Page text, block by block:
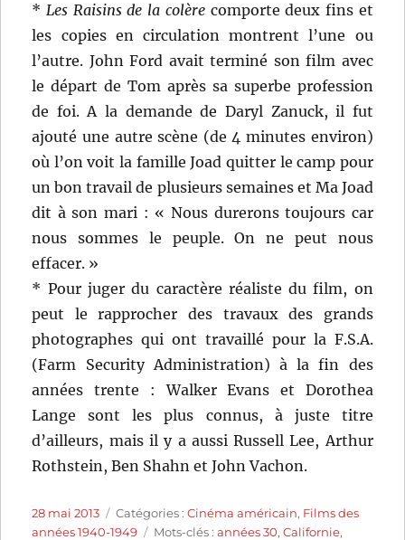
*Les Raisins de la colèrecomporte deux fins et
les copies en circulation montrent l’une ou
l’autre. John Ford avait terminé son film avec
le départ de Tom après sa superbe profession
de foi. A la demande de Daryl Zanuck, il fut
ajouté une autre scène (de 4 minutes environ)
où l’on voit la famille Joad quitter le camp pour
un bon travail de plusieurs semaines et Ma Joad
dit à son mari : « Nous durerons toujours car
nous sommes le peuple. On ne peut nous
effacer. »
* Pour juger du caractère réaliste du film, on
peut le rapprocher des travaux des grands
photographes qui ont travaillé pour la F.S.A.
(Farm Security Administration) à la fin des
années trente : Walker Evans et Dorothea
Lange sont les plus connus, à juste titre
d’ailleurs, mais il y a aussi Russell Lee, Arthur
Rothstein, Ben Shahn et John Vachon.
Publié
le
28 mai 2013 Catégories
Catégories :Cinéma américain, Films des
années 1940-1949
Étiquettes
Mots-clés :années 30,Californie,